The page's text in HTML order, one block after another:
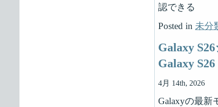
認できる
Posted in 未分
Galaxy
Galaxy
4月 14th, 2026
Galaxyの最新